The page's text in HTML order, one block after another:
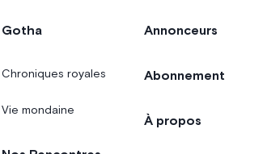
Gotha
Chroniques royales
Vie mondaine
Annonceurs
Abonnement
À propos